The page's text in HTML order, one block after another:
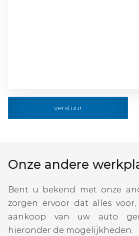
verstuur
Onze andere
Bent u bekend met onze
zorgen ervoor dat alles
aankoop van uw auto
hieronder de mogelijkheden.